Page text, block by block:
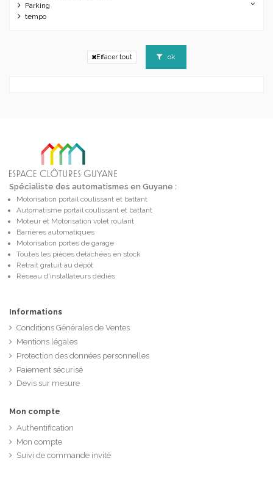
Parking
tempo
Effacer tout ok
Spécialiste des automatismes en Guyane :
Motorisation portail coulissant et battant
Automatisme portail coulissant et battant
Moteur et Motorisation volet roulant
Barrières automatiques
Motorisation portes de garage
Toutes les pièces détachées en stock
Retrait gratuit au dépôt
Réseau d'installateurs dédiés
Informations
Conditions Générales de Ventes
Mentions légales
Protection des données personnelles
Paiement sécurisé
Devis sur mesure
Mon compte
Authentification
Mon compte
Suivi de commande invité